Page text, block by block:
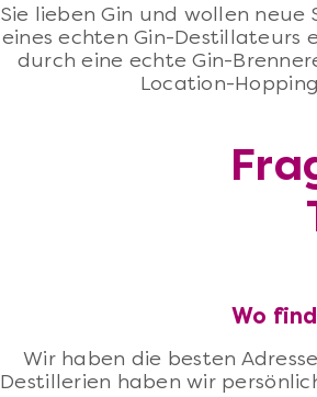
Sie lieben Gin und wollen
eines echten Gin-Destillateurs
durch eine echte Gin-
Location-
Wo
Wir haben die besten
Destillerien haben wir